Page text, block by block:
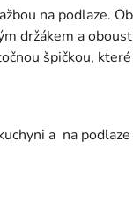
na podlaze.
držákem a
špičkou,
a na podlaze